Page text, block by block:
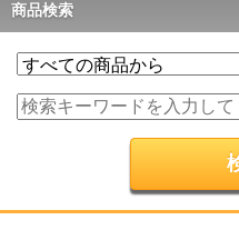
商品検索